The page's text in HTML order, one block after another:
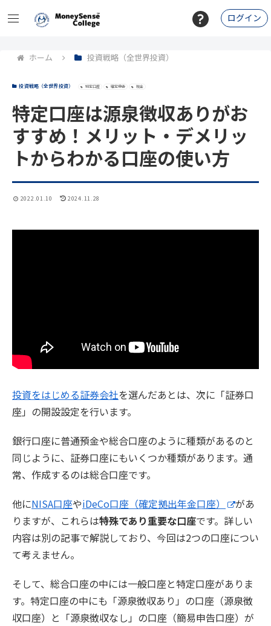
ログイン
ホーム 投資戦略（全世界投資）
投資戦略（全世界投資） 特定口座 確定申告 税金
特定口座は源泉徴収ありがお
すすめ！メリット・デメリッ
トからわかる口座の使い方
2022.01.10 2024.11.28
投資をはじめる証券会社を選んだあとは、次に「証券口
座」の開設設定を行います。
銀行口座に普通預金や総合口座のように種類があるのと
同じように、証券口座にもいくつか種類があります。通
常、作成するのは総合口座です。
他にNISA口座やiDeCo口座（確定拠出年金口座）
があ
りますが、これらは特殊であり重要な口座です。詳しい
内容は別の記事で解説しており、今回は2つの口座につい
て考えません。
そして、総合口座の中には一般口座と特定口座がありま
す。特定口座の中にも「源泉徴収あり」の口座（源泉徴
収口座）と「源泉徴収なし」の口座（簡易申告口座）が